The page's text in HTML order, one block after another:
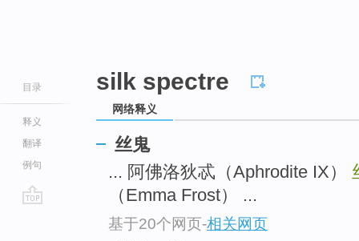
目录
释义
翻译
例句
silk spectre
网络释义
丝鬼
... 阿佛洛狄忒（Aphrodite IX）
（Emma Frost） ...
基于20个网页-相关网页